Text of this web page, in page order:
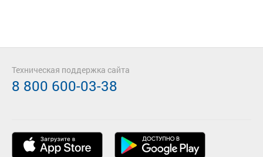
Техническая поддержка сайта
8 800 600-03-38